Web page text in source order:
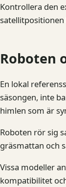
Kontrollera den
satellitpositionen
Roboten
En lokal
säsongen, inte
himlen som är
Roboten rör sig
gräsmattan och
Vissa modeller
kompatibilitet